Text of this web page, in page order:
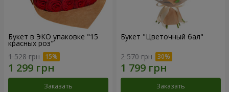
Букет в ЭКО упаковке "15
красных роз"
1 528 грн
Заказать
Букет "Цветочный бал"
2 570 грн
Заказать